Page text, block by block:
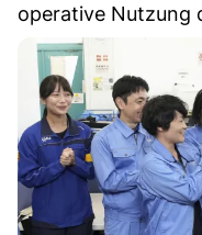
operative Nutzung